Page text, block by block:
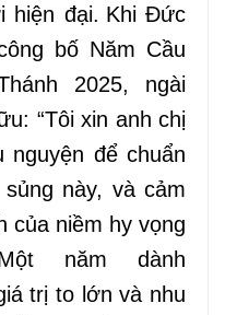
hiện đại. Khi Đức
bố Năm Cầu
2025, ngài
“Tôi xin anh chị
nguyện để chuẩn
này, và cảm
của niềm hy vọng
năm dành
trị to lớn và nhu